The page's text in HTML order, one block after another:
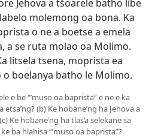
Jehova a tšoarele batho libe
molemong oa bona. Ka
o ne a boetse a emela
a se ruta molao oa Molimo.
litsela tsena, moprista ea
boelanya batho le Molimo.
e be “’muso oa baprista” e ne e ka
(b) Ke hobane’ng ha Jehova a
Ke hobane’ng ha tlas’a selekane sa
ba hlahisa “’muso oa baprista”?